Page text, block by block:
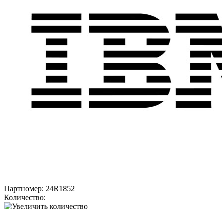
Партномер: 24R1852
Количество: